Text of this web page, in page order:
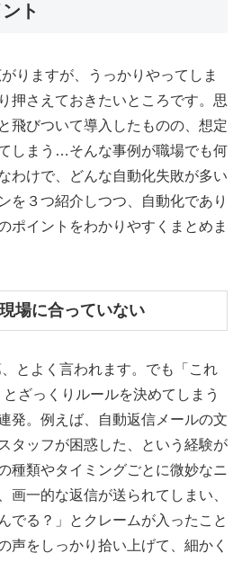
ト
りますが、うっかりやってしま
押さえておきたいところです。思
飛びついて導入したものの、想定
しまう…そんな事例が職場でも何
わけで、どんな自動化失敗が多い
を３つ紹介しつつ、自動化であり
ポイントをわかりやすくまとめま
場に合っていない
とよく言われます。でも「これ
ざっくりルールを決めてしまう
発。例えば、自動返信メールの文
タッフが困惑した、という経験が
種類やタイミングごとに微妙なニ
画一的な返信が送られてしまい、
でる？」とクレームが入ったこと
声をしっかり拾い上げて、細かく